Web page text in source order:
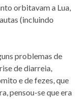
orbitavam a Lua,
(incluindo
problemas de
de diarreia,
e de fezes, que
pensou-se que era